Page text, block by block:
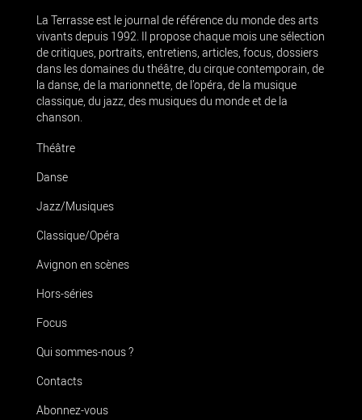
La Terrasse est le journal de référence du monde des arts
vivants depuis 1992. Il propose chaque mois une sélection
de critiques, portraits, entretiens, articles, focus, dossiers
dans les domaines du théâtre, du cirque contemporain, de
la danse, de la marionnette, de l’opéra, de la musique
classique, du jazz, des musiques du monde et de la
chanson.
Théâtre
Danse
Jazz/Musiques
Classique/Opéra
Avignon en scènes
Hors-séries
Focus
Qui sommes-nous ?
Contacts
Abonnez-vous